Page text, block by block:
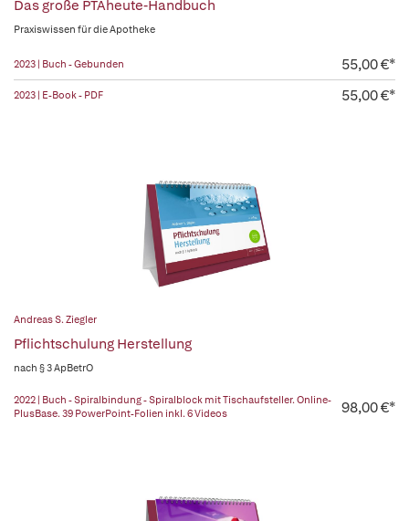
Das große PTAheute-Handbuch
Praxiswissen für die Apotheke
2023 | Buch - Gebunden 55,00 €*
2023 | E-Book - PDF 55,00 €*
Andreas S. Ziegler
Pflichtschulung Herstellung
nach § 3 ApBetrO
2022 | Buch - Spiralbindung - Spiralblock mit Tischaufsteller. Online-
PlusBase. 39 PowerPoint-Folien inkl. 6 Videos
98,00 €*